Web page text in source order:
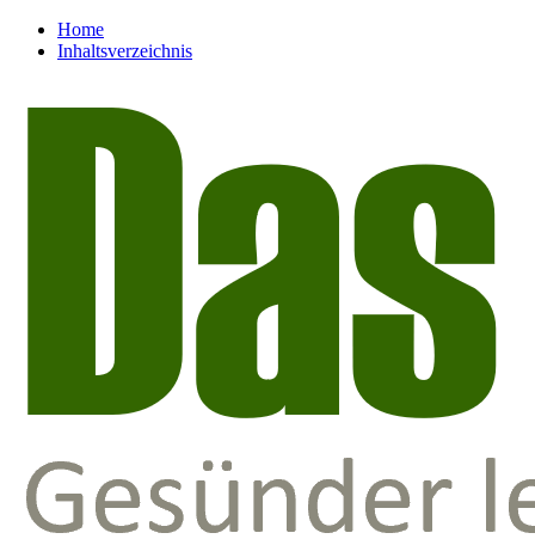
Home
Inhaltsverzeichnis